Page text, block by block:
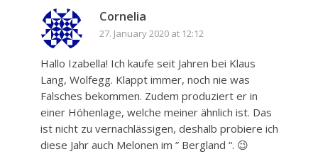
Cornelia
27. January 2020 at 12:12
Hallo Izabella! Ich kaufe seit Jahren bei Klaus
Lang, Wolfegg. Klappt immer, noch nie was
Falsches bekommen. Zudem produziert er in
einer Höhenlage, welche meiner ähnlich ist. Das
ist nicht zu vernachlässigen, deshalb probiere ich
diese Jahr auch Melonen im ” Bergland “. 😉